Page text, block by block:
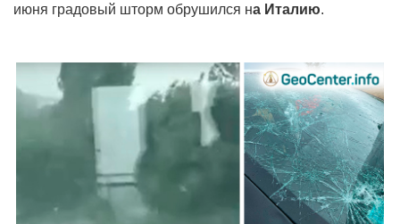
июня градовый шторм обрушился на Италию.